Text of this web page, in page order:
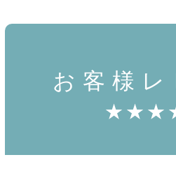
お客様レ